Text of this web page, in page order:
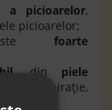
a picioarelor,
picioarelor;
foarte
, din piele
respiraţie,